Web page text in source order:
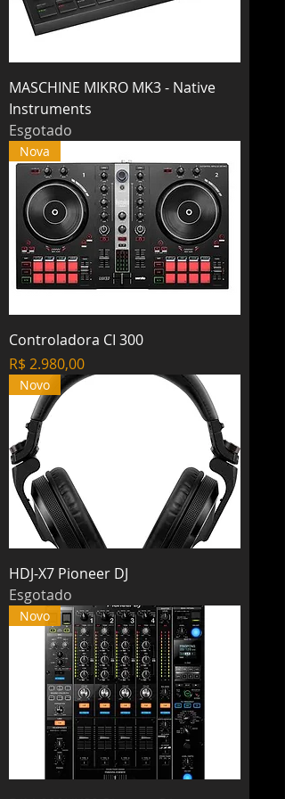
MASCHINE MIKRO MK3 - Native
Instruments
Esgotado
Nova
Controladora CI 300
Preço
R$ 2.980,00
Novo
HDJ-X7 Pioneer DJ
Esgotado
Novo